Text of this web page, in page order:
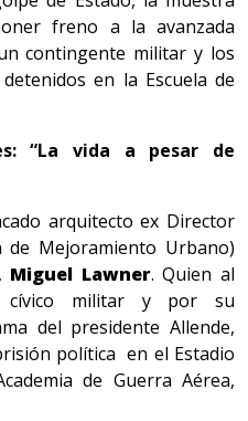
freno a la avanzada
contingente militar y los
en la Escuela de
“La vida a pesar de
arquitecto ex Director
de Mejoramiento Urbano)
Miguel Lawner. Quien al
cívico militar y por su
del presidente Allende,
política en el Estadio
de Guerra Aérea,